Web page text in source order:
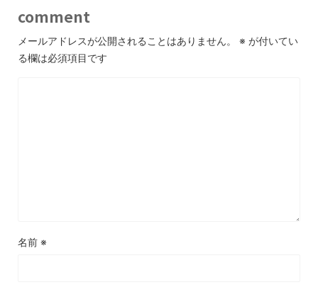
comment
メールアドレスが公開されることはありません。 ※ が付いてい
る欄は必須項目です
名前 ※